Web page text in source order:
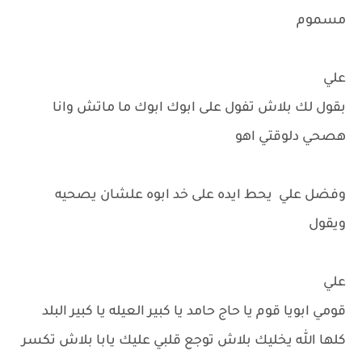
مسموم
علي
بقول لك بلاش تفول على ابوك ابوك ما ماتش وانا
هصحي دلوقتي اهو
وفضل علي يحط ايده على خد ابوه علشان يصحيه
ويقول
علي
قومي ابويا قوم يا حاج حامد يا كبير العيله يا كبير البلد
كلها الله يخليك بلاش توجع قلبي عليك يابا بلاش تكسر